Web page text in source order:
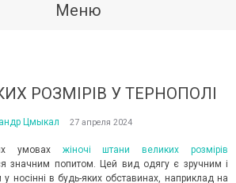
Меню
РОЗМІРІВ У ТЕРНОПОЛІ
Цмыкал 27 апреля 2024
умовах жіночі штани великих розмірів
значним попитом. Цей вид одягу є зручним і
носінні в будь-яких обставинах, наприклад на